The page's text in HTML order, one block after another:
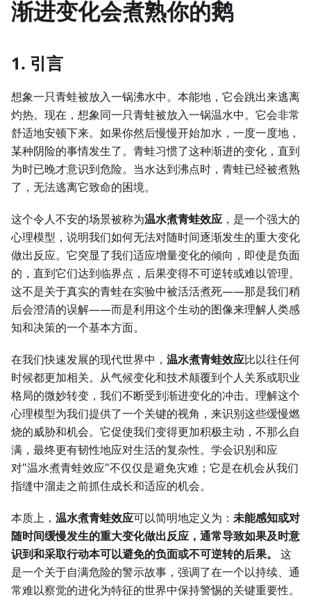
渐进变化会煮熟你的鹅
1. 引言
想象一只青蛙被放入一锅沸水中。本能地，它会跳出来逃离
灼热。现在，想象同一只青蛙被放入一锅温水中。它会非常
舒适地安顿下来。如果你然后慢慢开始加水，一度一度地，
某种阴险的事情发生了。青蛙习惯了这种渐进的变化，直到
为时已晚才意识到危险。当水达到沸点时，青蛙已经被煮熟
了，无法逃离它致命的困境。
这个令人不安的场景被称为温水煮青蛙效应 ，是一个强大的
心理模型，说明我们如何无法对随时间逐渐发生的重大变化
做出反应。它突显了我们适应增量变化的倾向，即使是负面
的，直到它们达到临界点，后果变得不可逆转或难以管理。
这不是关于真实的青蛙在实验中被活活煮死——那是我们稍
后会澄清的误解——而是利用这个生动的图像来理解人类感
知和决策的一个基本方面。
在我们快速发展的现代世界中， 温水煮青蛙效应比以往任何
时候都更加相关。从气候变化和技术颠覆到个人关系或职业
格局的微妙转变，我们不断受到渐进变化的冲击。理解这个
心理模型为我们提供了一个关键的视角，来识别这些缓慢燃
烧的威胁和机会。它促使我们变得更加积极主动，不那么自
满，最终更有韧性地应对生活的复杂性。学会识别和应
对"温水煮青蛙效应"不仅仅是避免灾难；它是在机会从我们
指缝中溜走之前抓住成长和适应的机会。
本质上， 温水煮青蛙效应可以简明地定义为： 未能感知或对
随时间缓慢发生的重大变化做出反应，通常导致如果及时意
识到和采取行动本可以避免的负面或不可逆转的后果。
这
是一个关于自满危险的警示故事，强调了在一个以持续、通
常难以察觉的进化为特征的世界中保持警惕的关键重要性。